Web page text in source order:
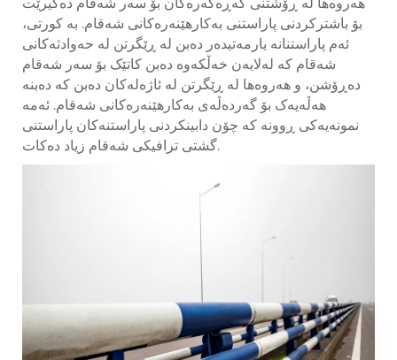
بۆ باشترکردنی پاراستنی بەکارهێنەرەکانی شەقام. بە کورتی،
ئەم پاراستنانە یارمەتیدەر دەبن لە ڕێگرتن لە حەوادثەکانی
شەقام کە لەلایەن خەڵکەوە دەبن کاتێک بۆ سەر شەقام
دەڕۆشن، و هەروەها لە ڕێگرتن لە ئاژەلەکان دەبن کە دەبنە
هەڵەیەک بۆ گەردەڵەی بەکارهێنەرەکانی شەقام. ئەمە
نمونەیەکی ڕوونە کە چۆن دابینکردنی پاراستنەکان پاراستنی
گشتی ترافیکی شەقام زیاد دەکات.